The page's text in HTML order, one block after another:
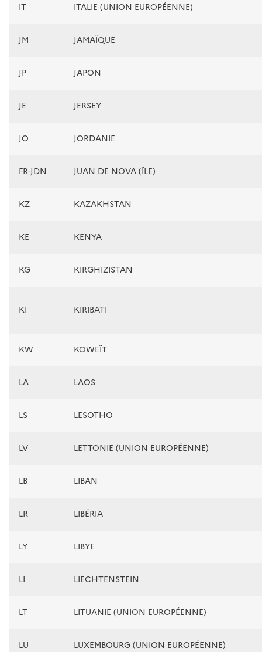
IT ITALIE (UNION EUROPÉENNE)
JM JAMAÏQUE
JP JAPON
JE JERSEY
JO JORDANIE
FR-JDN JUAN DE NOVA (ÎLE)
KZ KAZAKHSTAN
KE KENYA
KG KIRGHIZISTAN
KI KIRIBATI
KW KOWEÏT
LA LAOS
LS LESOTHO
LV LETTONIE (UNION EUROPÉENNE)
LB LIBAN
LR LIBÉRIA
LY LIBYE
LI LIECHTENSTEIN
LT LITUANIE (UNION EUROPÉENNE)
LU LUXEMBOURG (UNION EUROPÉENNE)